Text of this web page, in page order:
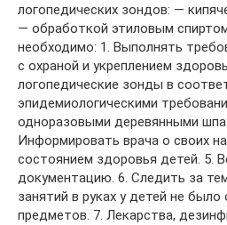
логопедических зондов: —
— обработкой этиловым
необходимо: 1. Выполнять
с охраной и укреплением
логопедические зонды в
эпидемиологическими
одноразовыми деревянными
Информировать врача о своих
состоянием здоровья детей. 5.
документацию. 6. Следить за
занятий в руках у детей не
предметов. 7. Лекарства,